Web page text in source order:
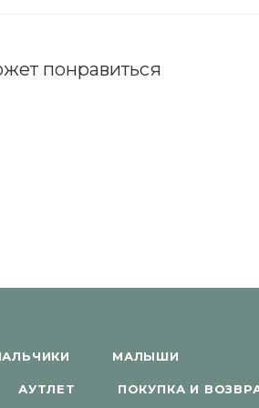
понравиться
МАЛЫШИ
АУТЛЕТ ПОКУПКА И